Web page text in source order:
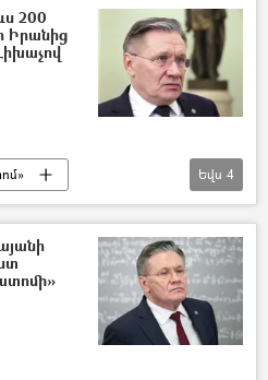
200
Իրանից
Եվս 4